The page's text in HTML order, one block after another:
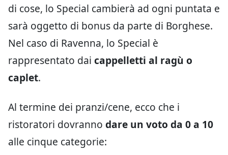
di cose, lo Special cambierà ad ogni puntata e
sarà oggetto di bonus da parte di Borghese.
Nel caso di Ravenna, lo Special è
rappresentato dai cappelletti al ragù o
caplet.
Al termine dei pranzi/cene, ecco che i
ristoratori dovranno dare un voto da 0 a 10
alle cinque categorie: